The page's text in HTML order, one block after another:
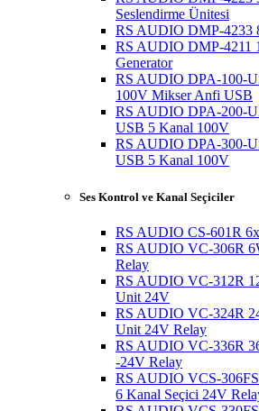
Seslendirme Ünitesi
RS AUDIO DMP-4233
RS AUDIO DMP-4211
Generator
RS AUDIO DPA-100-
100V Mikser Anfi USB
RS AUDIO DPA-200-
USB 5 Kanal 100V
RS AUDIO DPA-300-
USB 5 Kanal 100V
Ses Kontrol ve Kanal Seçiciler
RS AUDIO CS-601R
RS AUDIO VC-306R
Relay
RS AUDIO VC-312R
Unit 24V
RS AUDIO VC-324R
Unit 24V Relay
RS AUDIO VC-336R
-24V Relay
RS AUDIO VCS-
6 Kanal Seçici 24V